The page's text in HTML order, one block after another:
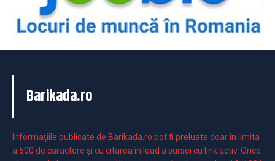
Barikada.ro
Informaţiile publicate de Barikada.ro pot fi preluate doar în limita
a 500 de caractere şi cu citarea în lead a sursei cu link activ. Orice